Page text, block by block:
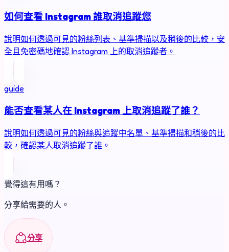
如何查看 Instagram 誰取消追蹤您
說明如何透過可見的粉絲列表、基準掃描以及稍後的比較，安
全且免密碼地確認 Instagram 上的取消追蹤者。
guide
能否查看某人在 Instagram 上取消追蹤了誰？
說明如何透過可見的粉絲與追蹤中名單、基準掃描和稍後的比
較，確認某人取消追蹤了誰。
覺得這有用嗎？
分享給需要的人。
分享